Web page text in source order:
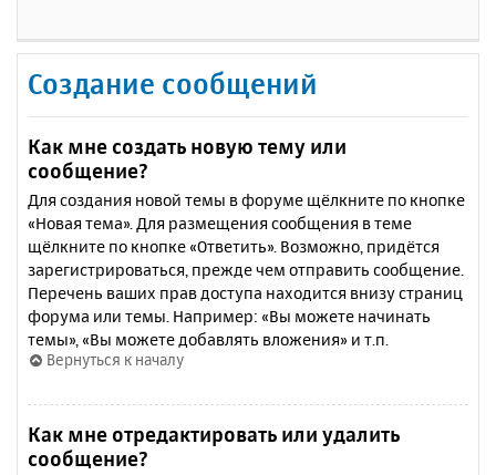
Создание сообщений
Как мне создать новую тему или
сообщение?
Для создания новой темы в форуме щёлкните по кнопке
«Новая тема». Для размещения сообщения в теме
щёлкните по кнопке «Ответить». Возможно, придётся
зарегистрироваться, прежде чем отправить сообщение.
Перечень ваших прав доступа находится внизу страниц
форума или темы. Например: «Вы можете начинать
темы», «Вы можете добавлять вложения» и т.п.
Вернуться к началу
Как мне отредактировать или удалить
сообщение?